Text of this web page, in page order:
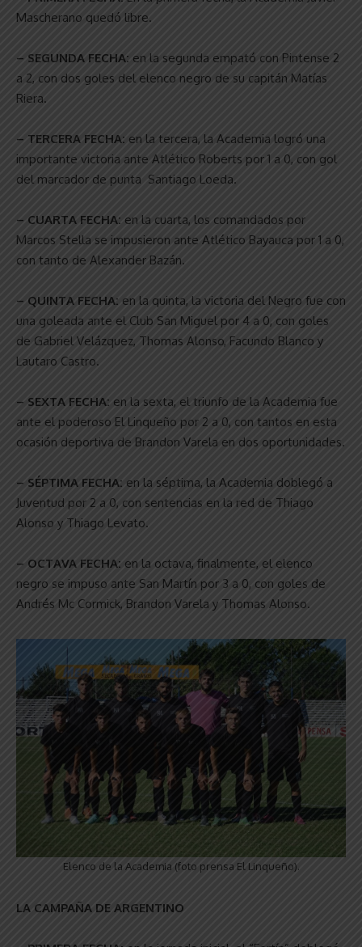
Mascherano quedó libre.
– SEGUNDA FECHA: en la segunda empató con Pintense 2
a 2, con dos goles del elenco negro de su capitán Matías
Riera.
– TERCERA FECHA: en la tercera, la Academia logró una
importante victoria ante Atlético Roberts por 1 a 0, con gol
del marcador de punta Santiago Loeda.
– CUARTA FECHA: en la cuarta, los comandados por
Marcos Stella se impusieron ante Atlético Bayauca por 1 a 0,
con tanto de Alexander Bazán.
– QUINTA FECHA: en la quinta, la victoria del Negro fue con
una goleada ante el Club San Miguel por 4 a 0, con goles
de Gabriel Velázquez, Thomas Alonso, Facundo Blanco y
Lautaro Castro.
– SEXTA FECHA: en la sexta, el triunfo de la Academia fue
ante el poderoso El Linqueño por 2 a 0, con tantos en esta
ocasión deportiva de Brandon Varela en dos oportunidades.
– SÉPTIMA FECHA: en la séptima, la Academia doblegó a
Juventud por 2 a 0, con sentencias en la red de Thiago
Alonso y Thiago Levato.
– OCTAVA FECHA: en la octava, finalmente, el elenco
negro se impuso ante San Martín por 3 a 0, con goles de
Andrés Mc Cormick, Brandon Varela y Thomas Alonso.
Elenco de la Academia (foto prensa El Linqueño).
LA CAMPAÑA DE ARGENTINO